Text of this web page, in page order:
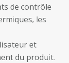
de contrôle
les
et
du produit.